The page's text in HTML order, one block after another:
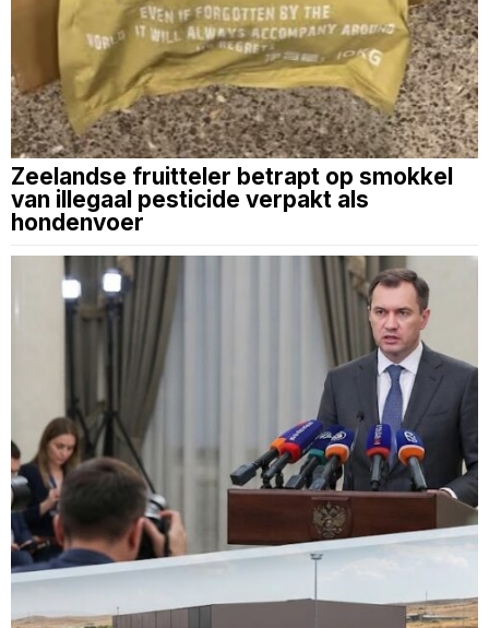
Zeelandse fruitteler betrapt op smokkel
van illegaal pesticide verpakt als
hondenvoer